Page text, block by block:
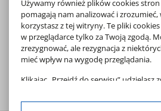
Używamy również plików cookies
pomagają nam analizować i
korzystasz z tej witryny. Te pliki
w przeglądarce tylko za Twoją zgodą.
zrezygnować, ale rezygnacja z
mieć wpływ na wygodę przeglądania.
Klikając „Przejdź do serwisu” udzielasz
naszej stronie. Dane są zbierane w